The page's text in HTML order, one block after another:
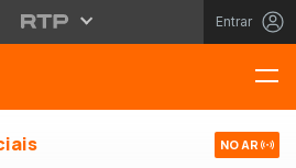
Entrar
NO AR